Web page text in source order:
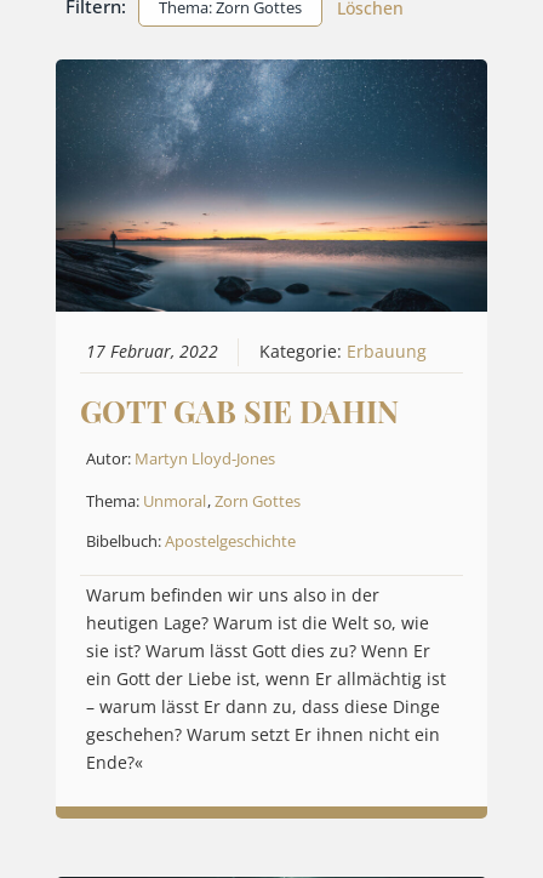
Filtern: Thema: Zorn Gottes Löschen
17 Februar, 2022 Kategorie: Erbauung
GOTT GAB SIE DAHIN
Autor: Martyn Lloyd-Jones
Thema: Unmoral,Zorn Gottes
Bibelbuch:Apostelgeschichte
Warum befinden wir uns also in der
heutigen Lage? Warum ist die Welt so, wie
sie ist? Warum lässt Gott dies zu? Wenn Er
ein Gott der Liebe ist, wenn Er allmächtig ist
– warum lässt Er dann zu, dass diese Dinge
geschehen? Warum setzt Er ihnen nicht ein
Ende?«